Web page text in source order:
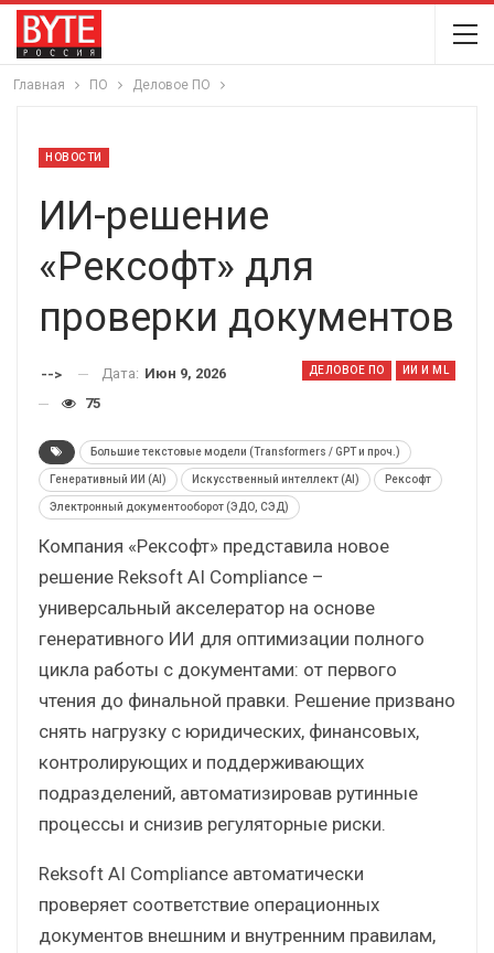
Главная ПО Деловое ПО
НОВОСТИ
ИИ-решение
«Рексофт» для
проверки документов
ДЕЛОВОЕ ПО ИИ И ML
--> Дата: Июн 9, 2026
75
Большие текстовые модели (Transformers / GPT и проч.)
Генеративный ИИ (AI) Искусственный интеллект (AI) Рексофт
Электронный документооборот (ЭДО, СЭД)
Компания «Рексофт» представила новое
решение Reksoft AI Compliance –
универсальный акселератор на основе
генеративного ИИ для оптимизации полного
цикла работы с документами: от первого
чтения до финальной правки. Решение призвано
снять нагрузку с юридических, финансовых,
контролирующих и поддерживающих
подразделений, автоматизировав рутинные
процессы и снизив регуляторные риски.
Reksoft AI Compliance автоматически
проверяет соответствие операционных
документов внешним и внутренним правилам,